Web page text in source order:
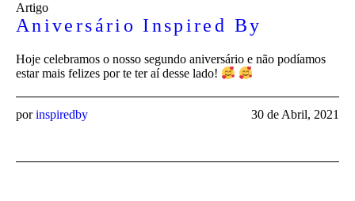
Artigo
Aniversário Inspired By
Hoje celebramos o nosso segundo aniversário e não podíamos
estar mais felizes por te ter aí desse lado!
30 de Abril, 2021
porinspiredby